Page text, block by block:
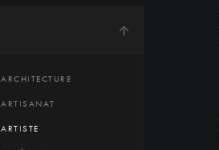
ARCHITECTURE
ARTISANAT
ARTISTE